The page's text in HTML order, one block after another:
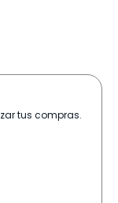
tus compras.